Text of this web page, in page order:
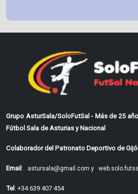
Grupo AsturSala/SoloFutSal - Más de 25
Fútbol Sala de Asturias y Nacional
Colaborador del Patronato Deportivo de
Email: astursala@gmail.com y
Tel: +34 639 407 454